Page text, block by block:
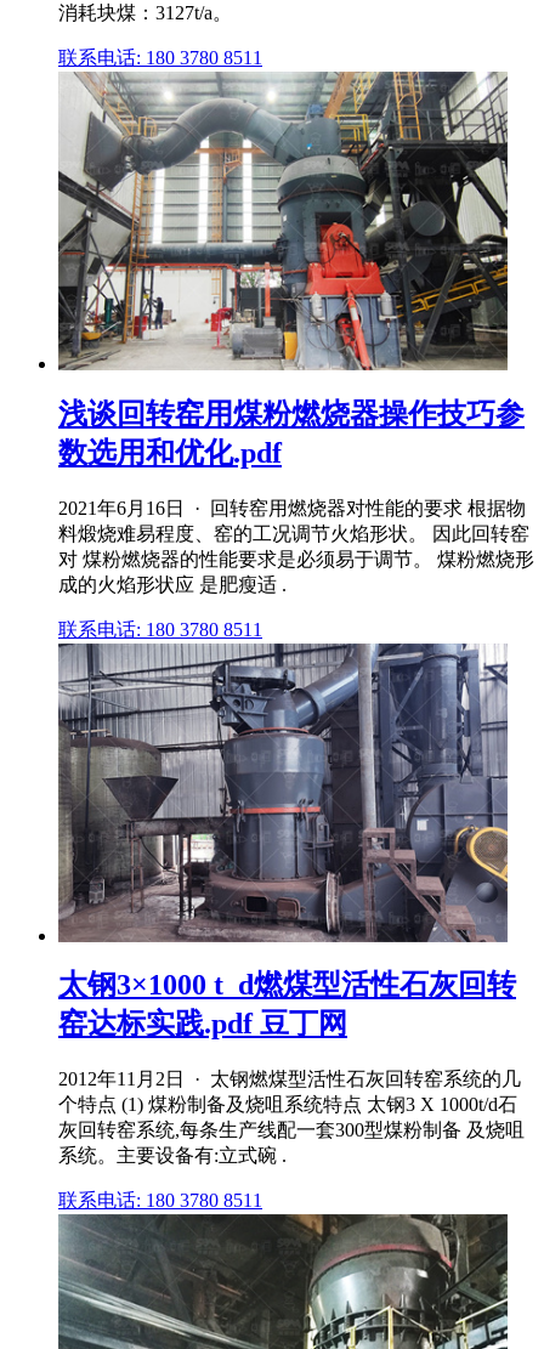
消耗块煤：3127t/a。
联系电话: 180 3780 8511
浅谈回转窑用煤粉燃烧器操作技巧参
数选用和优化.pdf
2021年6月16日 · 回转窑用燃烧器对性能的要求 根据物
料煅烧难易程度、窑的工况调节火焰形状。 因此回转窑
对 煤粉燃烧器的性能要求是必须易于调节。 煤粉燃烧形
成的火焰形状应 是肥瘦适 .
联系电话: 180 3780 8511
太钢3×1000 t_d燃煤型活性石灰回转
窑达标实践.pdf 豆丁网
2012年11月2日 · 太钢燃煤型活性石灰回转窑系统的几
个特点 (1) 煤粉制备及烧咀系统特点 太钢3 X 1000t/d石
灰回转窑系统,每条生产线配一套300型煤粉制备 及烧咀
系统。主要设备有:立式碗 .
联系电话: 180 3780 8511